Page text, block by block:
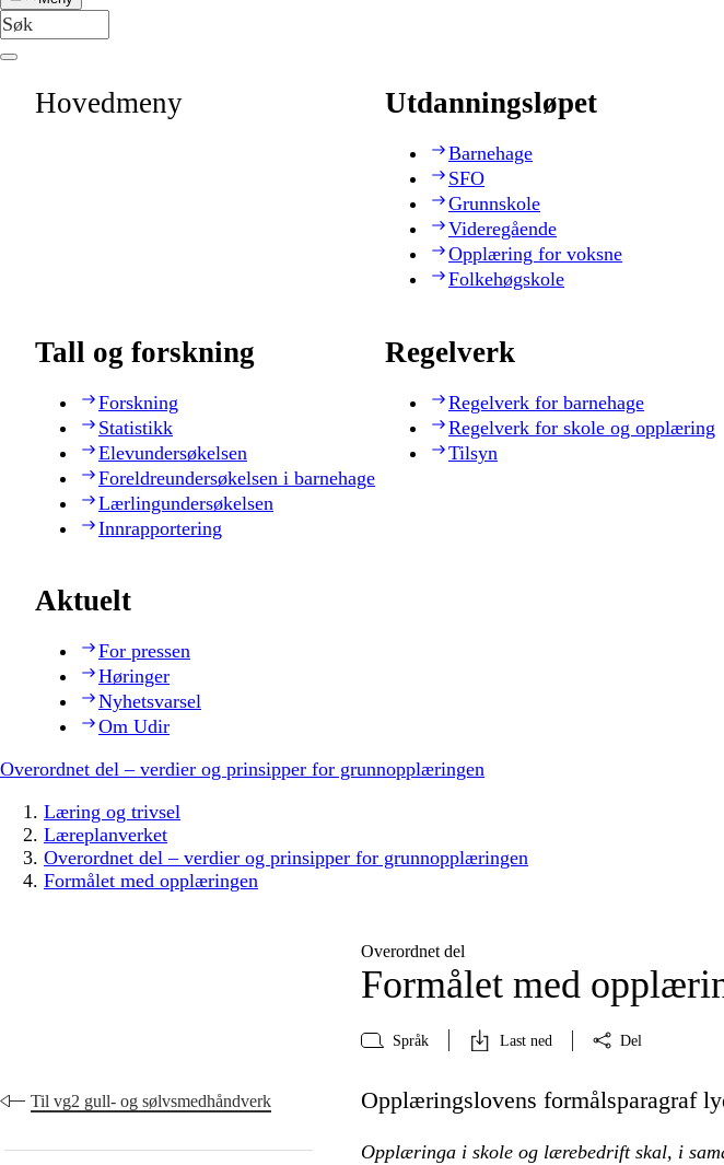
Hovedmeny Utdanningsløpet
Barnehage
SFO
Grunnskole
Videregående
Opplæring for voksne
Folkehøgskole
Tall og forskning
Forskning
Statistikk
Elevundersøkelsen
Foreldreundersøkelsen i barnehage
Lærlingundersøkelsen
Innrapportering
Regelverk
Regelverk for barnehage
Regelverk for skole og opplæring
Tilsyn
Aktuelt
For pressen
Høringer
Nyhetsvarsel
Om Udir
Overordnet del – verdier og prinsipper for grunnopplæringen
Læring og trivsel
Læreplanverket
Overordnet del – verdier og prinsipper for grunnopplæringen
Formålet med opplæringen
Overordnet del
Formålet med
Språk Last ned Del
Til vg2 gull- og sølvsmedhåndverk Opplæringslovens formålsparagraf
Opplæringa i skole og lærebedrift skal, i